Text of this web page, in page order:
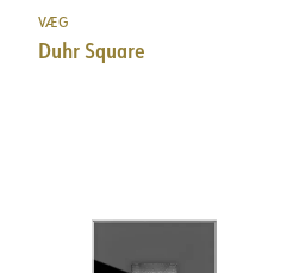
VÆG
Duhr Square